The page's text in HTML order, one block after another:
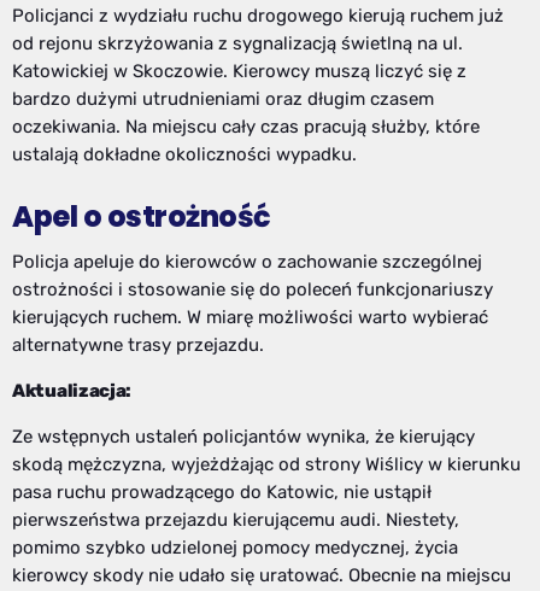
Policjanci z wydziału ruchu drogowego kierują ruchem już
od rejonu skrzyżowania z sygnalizacją świetlną na ul.
Katowickiej w Skoczowie. Kierowcy muszą liczyć się z
bardzo dużymi utrudnieniami oraz długim czasem
oczekiwania. Na miejscu cały czas pracują służby, które
ustalają dokładne okoliczności wypadku.
Apel o ostrożność
Policja apeluje do kierowców o zachowanie szczególnej
ostrożności i stosowanie się do poleceń funkcjonariuszy
kierujących ruchem. W miarę możliwości warto wybierać
alternatywne trasy przejazdu.
Aktualizacja:
Ze wstępnych ustaleń policjantów wynika, że kierujący
skodą mężczyzna, wyjeżdżając od strony Wiślicy w kierunku
pasa ruchu prowadzącego do Katowic, nie ustąpił
pierwszeństwa przejazdu kierującemu audi. Niestety,
pomimo szybko udzielonej pomocy medycznej, życia
kierowcy skody nie udało się uratować. Obecnie na miejscu